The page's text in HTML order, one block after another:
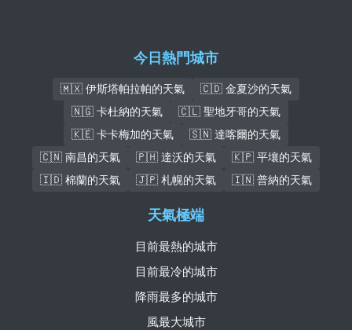
今日熱門城市
🇲🇽 伊斯塔帕拉帕的天氣
🇨🇩 金夏沙的天氣
🇳🇬 卡杜納的天氣
🇨🇱 聖地牙哥的天氣
🇰🇪 卡卡梅加的天氣
🇸🇳 達喀爾的天氣
🇨🇳 南昌的天氣
🇵🇭 達沃的天氣
🇰🇵 平壤的天氣
🇮🇩 棉蘭的天氣
🇯🇵 札幌的天氣 🇮🇳 普納的天氣
天氣極端
目前最熱的城市
目前最冷的城市
降雨最多的城市
風最大城市